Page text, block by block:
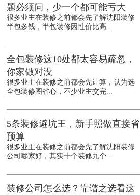
题必须问，少一个都可能亏大
很多业主在装修之前都会先了解沈阳装修
半包多钱，半包装修因性价比高...
全包装修这10处都太容易疏忽，
你家做对没
很多业主在装修之前都会先计算，认为选
全包装修图省心，不少业主交完...
5条装修避坑王，新手照做直接省
预算
很多业主在装修之前都会先了解沈阳装修
公司哪家好，其实十个装修九个...
装修公司怎么选？靠谱之选看这